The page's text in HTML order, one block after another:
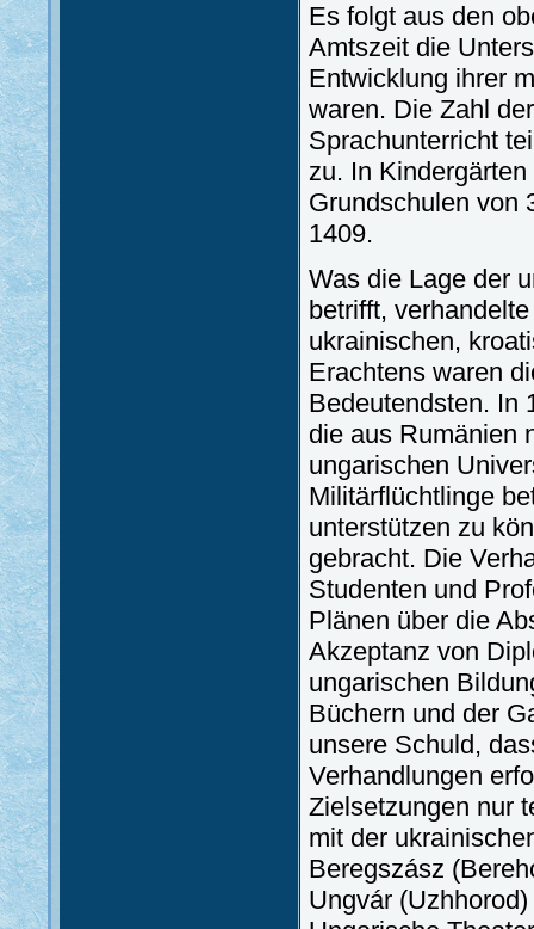
Es folgt aus den
Amtszeit die
Entwicklung ihrer
waren. Die Zahl
Sprachunterricht
zu. In
Grundschulen von
1409.
Was die Lage der
betrifft,
ukrainischen,
Erachtens waren
Bedeutendsten. In
die aus Rumänien
ungarischen
Militärflüchtlinge
unterstützen zu
gebracht. Die
Studenten und
Plänen über die
Akzeptanz von
ungarischen
Büchern und der
unsere Schuld,
Verhandlungen
Zielsetzungen nur
mit der
Beregszász
Ungvár